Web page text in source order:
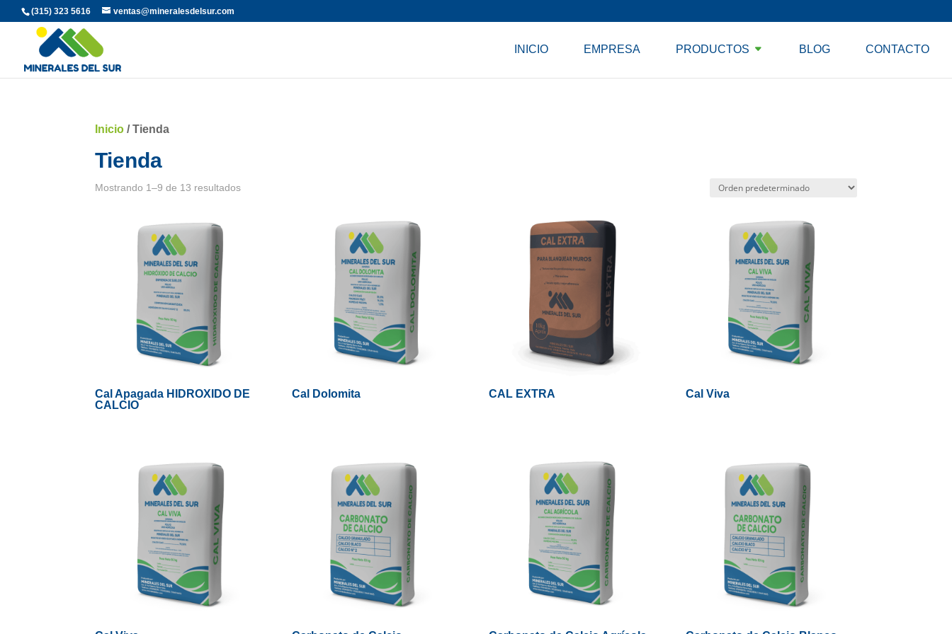
(315) 323 5616 ventas@mineralesdelsur.com
INICIO EMPRESA PRODUCTOS BLOG CONTACTO
Inicio / Tienda
Tienda
Mostrando 1–9 de 13 resultados
Cal Apagada HIDROXIDO DE
CALCIO
Cal Dolomita CAL EXTRA Cal Viva